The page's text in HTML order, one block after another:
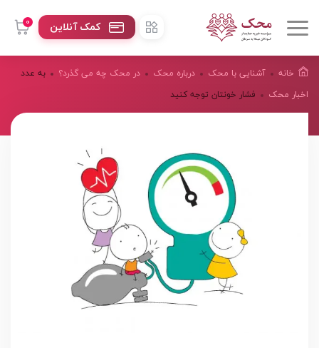
0 کمک آنلاین
خانه آشنایی با محک درباره محک
در محک چه می گذرد؟
اخبار محک
به عدد
فشار خونتان توجه کنید